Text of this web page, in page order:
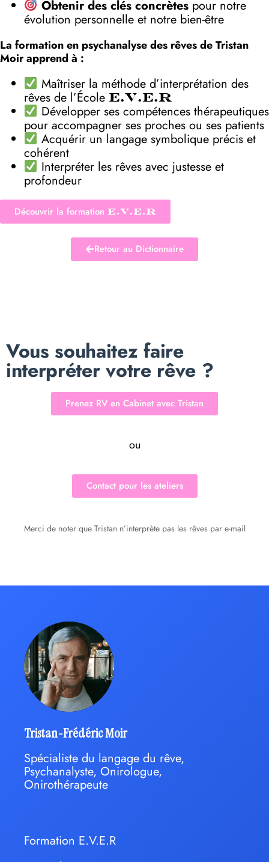
Obtenir des clés concrètespour notre
évolution personnelle et notre bien-être
La formation en psychanalyse des rêves de Tristan
Moir apprend à :
Maîtriser la méthode d’interprétation des
rêves de l’École E.V.E.R
Développer ses compétences thérapeutiques
pour accompagner ses proches ou ses patients
Acquérir un langage symbolique précis et
cohérent
Interpréter les rêves avec justesse et
profondeur
Découvrir la formation E.V.E.R
Retour au Dictionnaire
Vous souhaitez faire
interpréter votre rêve ?
Prenez RV en Cabinet avec Tristan
ou
Contact pour les ateliers
Merci de noter que Tristan n’interprète pas les rêves par e-mail
Tristan-Frédéric Moir
Spécialiste du langage du rêve,
Psychanalyste, Onirologue,
Onirothérapeute
Formation E.V.E.R